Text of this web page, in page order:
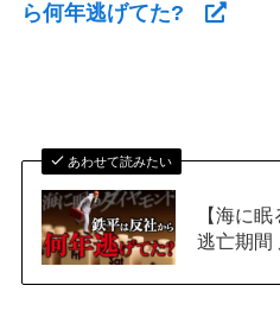
ら何年逃げてた?
あわせて読みたい
【海に
逃亡期間